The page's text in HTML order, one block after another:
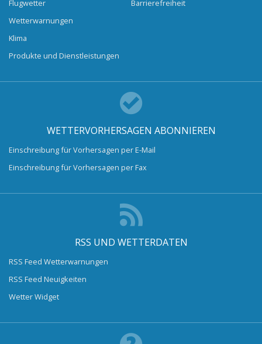
Flugwetter
Wetterwarnungen
Klima
Produkte und Dienstleistungen
Barrierefreiheit
WETTERVORHERSAGEN ABONNIEREN
Einschreibung für Vorhersagen per E-Mail
Einschreibung für Vorhersagen per Fax
RSS UND WETTERDATEN
RSS Feed Wetterwarnungen
RSS Feed Neuigkeiten
Wetter Widget